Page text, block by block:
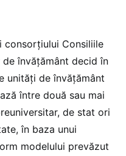
consorţiului Consiliile
învăţământ decid în
unităţi de învățământ
între două sau mai
de stat ori
în baza unui
modelului prevăzut